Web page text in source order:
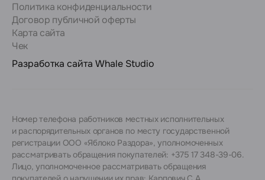
Политика конфиденциальности
Договор публичной оферты
Карта сайта
Чек
Разработка сайта Whale Studio
Номер телефона работников местных исполнительных
и распорядительных органов по месту государственной
регистрации ООО «Яблоко Раздора», уполномоченных
рассматривать обращения покупателей: +375 17 348-39-06.
Лицо, уполномоченное рассматривать обращения